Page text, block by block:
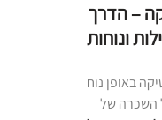
– הדרך
ונוחות
באופן נוח
השכרה של